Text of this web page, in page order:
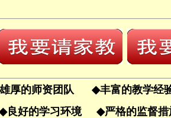
雄厚的师资团队 ◆丰富的教学
良好的学习环境 ◆严格的监督